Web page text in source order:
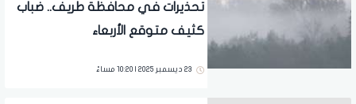
تحذيرات في محافظة طريف.. ضباب
كثيف متوقع الأربعاء
23 ديسمبر 2025 | 10:20 مساءً